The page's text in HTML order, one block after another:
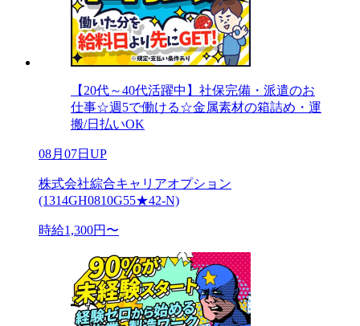
【20代～40代活躍中】社保完備・派遣のお
仕事☆週5で働ける☆金属素材の箱詰め・運
搬/日払いOK
08月07日UP
株式会社綜合キャリアオプション
(1314GH0810G55★42-N)
時給1,300円〜